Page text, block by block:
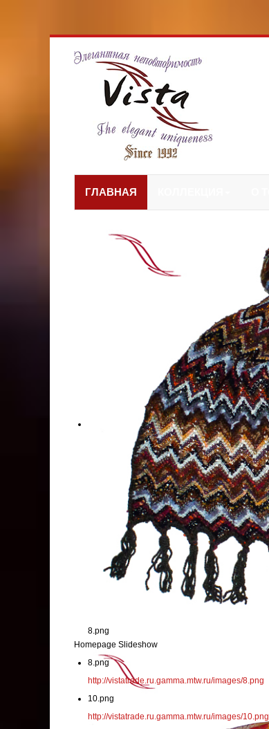
ГЛАВНАЯ
8.png
Homepage Slideshow
8.png
http://vistatrade.ru.gamma.mtw.ru/images/8.png
10.png
http://vistatrade.ru.gamma.mtw.ru/images/10.png